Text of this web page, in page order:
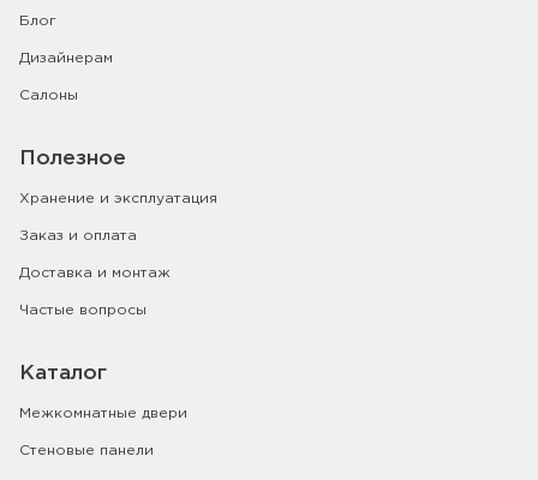
Блог
Дизайнерам
Салоны
Полезное
Хранение и эксплуатация
Заказ и оплата
Доставка и монтаж
Частые вопросы
Каталог
Межкомнатные двери
Стеновые панели